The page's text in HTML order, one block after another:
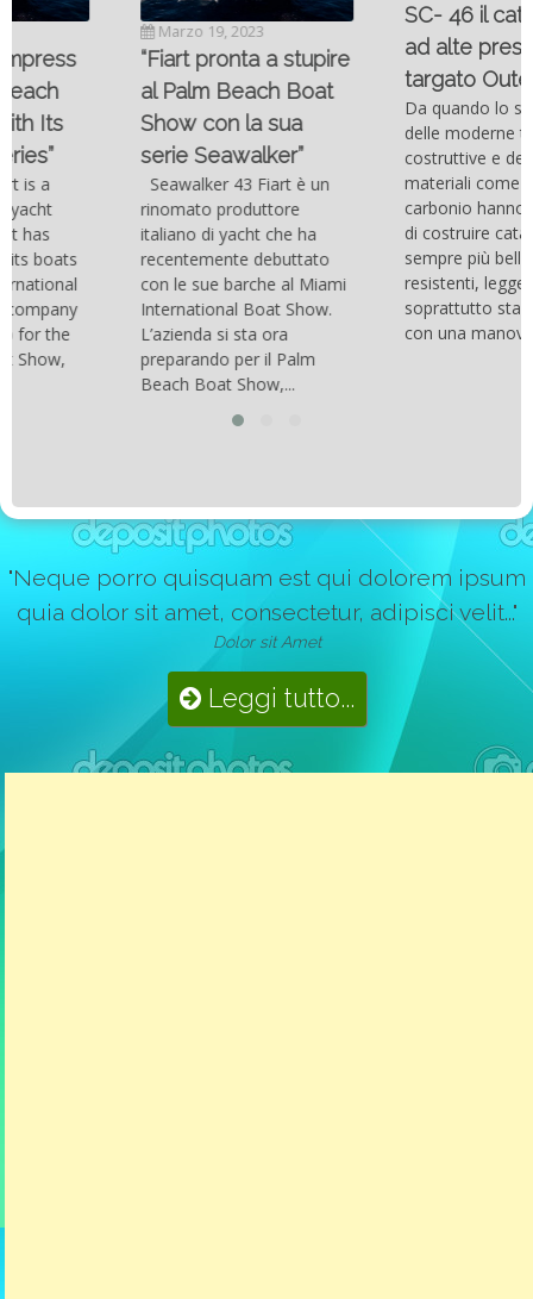
Marzo 19, 2023
“Fiart pronta a stupire
al Palm Beach Boat
Show con la sua
serie Seawalker”
Seawalker 43 Fiart è un
rinomato produttore
italiano di yacht che ha
recentemente debuttato
con le sue barche al Miami
International Boat Show.
L’azienda si sta ora
preparando per il Palm
Beach Boat Show,...
SC- 46 il catamarano
ad alte prestazioni
targato Outerlimits.
Da quando lo sviluppo
delle moderne tecnologie
costruttive e dei nuovi
materiali come la fibra di
carbonio hanno consentito
di costruire catamarani
sempre più belli, compatti,
resistenti, leggeri e
soprattutto stabili veloci
con una manovrabilità...
"Neque porro quisquam est qui dolorem ipsum
quia dolor sit amet, consectetur, adipisci velit..."
Dolor sit Amet
Leggi tutto...